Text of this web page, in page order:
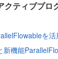
クティブプロ
を活
新機能